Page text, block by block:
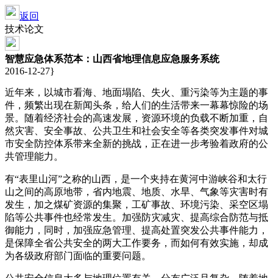
返回
技术论文
智慧应急体系范本：山西省地理信息应急服务系统
2016-12-27}
近年来，以城市看海、地面塌陷、失火、重污染等为主题的事
件，频繁出现在新闻头条，给人们的生活带来一幕幕惊险的场
景。随着经济社会的高速发展，资源环境的负载不断加重，自
然灾害、安全事故、公共卫生和社会安全等各类突发事件对城
市安全防控体系带来全新的挑战，正在进一步考验着政府的公
共管理能力。
有“表里山河”之称的山西，是一个夹持在黄河中游峡谷和太行
山之间的高原地带，省内地震、地质、水旱、气象等灾害时有
发生，加之煤矿资源的集聚，工矿事故、环境污染、采空区塌
陷等公共事件也经常发生。加强防灾减灾、提高综合防范与抵
御能力，同时，加强应急管理、提高处置突发公共事件能力，
是保障全省公共安全的两大工作要务，而如何有效实施，却成
为各级政府部门面临的重要问题。